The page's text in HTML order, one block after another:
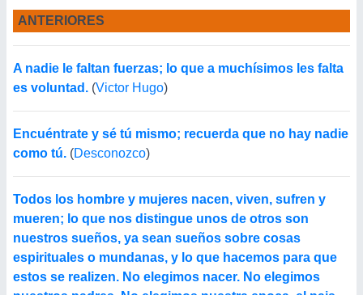
ANTERIORES
A nadie le faltan fuerzas; lo que a muchísimos les falta
es voluntad. (Victor Hugo)
Encuéntrate y sé tú mismo; recuerda que no hay nadie
como tú. (Desconozco)
Todos los hombre y mujeres nacen, viven, sufren y
mueren; lo que nos distingue unos de otros son
nuestros sueños, ya sean sueños sobre cosas
espirituales o mundanas, y lo que hacemos para que
estos se realizen. No elegimos nacer. No elegimos